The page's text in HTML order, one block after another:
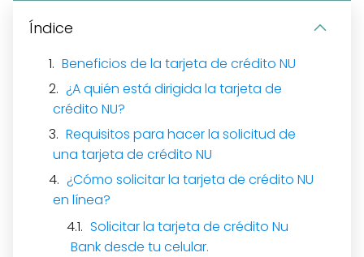
Índice
Beneficios de la tarjeta de crédito NU
¿A quién está dirigida la tarjeta de
crédito NU?
Requisitos para hacer la solicitud de
una tarjeta de crédito NU
¿Cómo solicitar la tarjeta de crédito NU
en línea?
Solicitar la tarjeta de crédito Nu
Bank desde tu celular.